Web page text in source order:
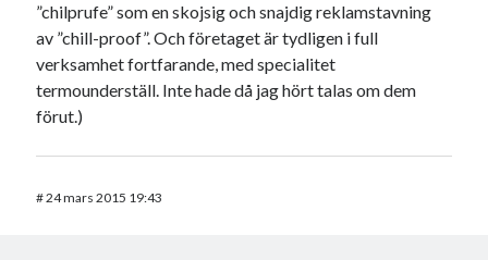
”chilprufe” som en skojsig och snajdig reklamstavning
av ”chill-proof”. Och företaget är tydligen i full
verksamhet fortfarande, med specialitet
termounderställ. Inte hade då jag hört talas om dem
förut.)
#24 mars 2015 19:43